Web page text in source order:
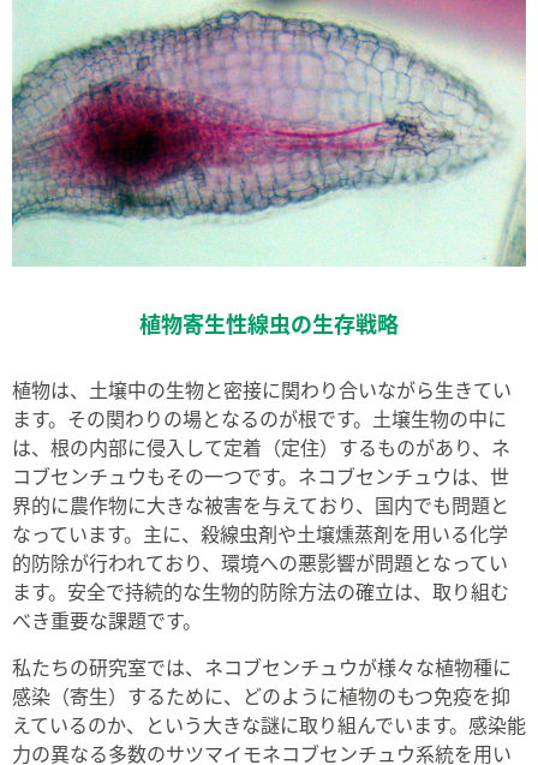
植物寄生性線虫の生存戦略
植物は、土壌中の生物と密接に関わり合いながら生きてい
ます。その関わりの場となるのが根です。土壌生物の中に
は、根の内部に侵入して定着（定住）するものがあり、ネ
コブセンチュウもその一つです。ネコブセンチュウは、世
界的に農作物に大きな被害を与えており、国内でも問題と
なっています。主に、殺線虫剤や土壌燻蒸剤を用いる化学
的防除が行われており、環境への悪影響が問題となってい
ます。安全で持続的な生物的防除方法の確立は、取り組む
べき重要な課題です。
私たちの研究室では、ネコブセンチュウが様々な植物種に
感染（寄生）するために、どのように植物のもつ免疫を抑
えているのか、という大きな謎に取り組んでいます。感染能
力の異なる多数のサツマイモネコブセンチュウ系統を用い